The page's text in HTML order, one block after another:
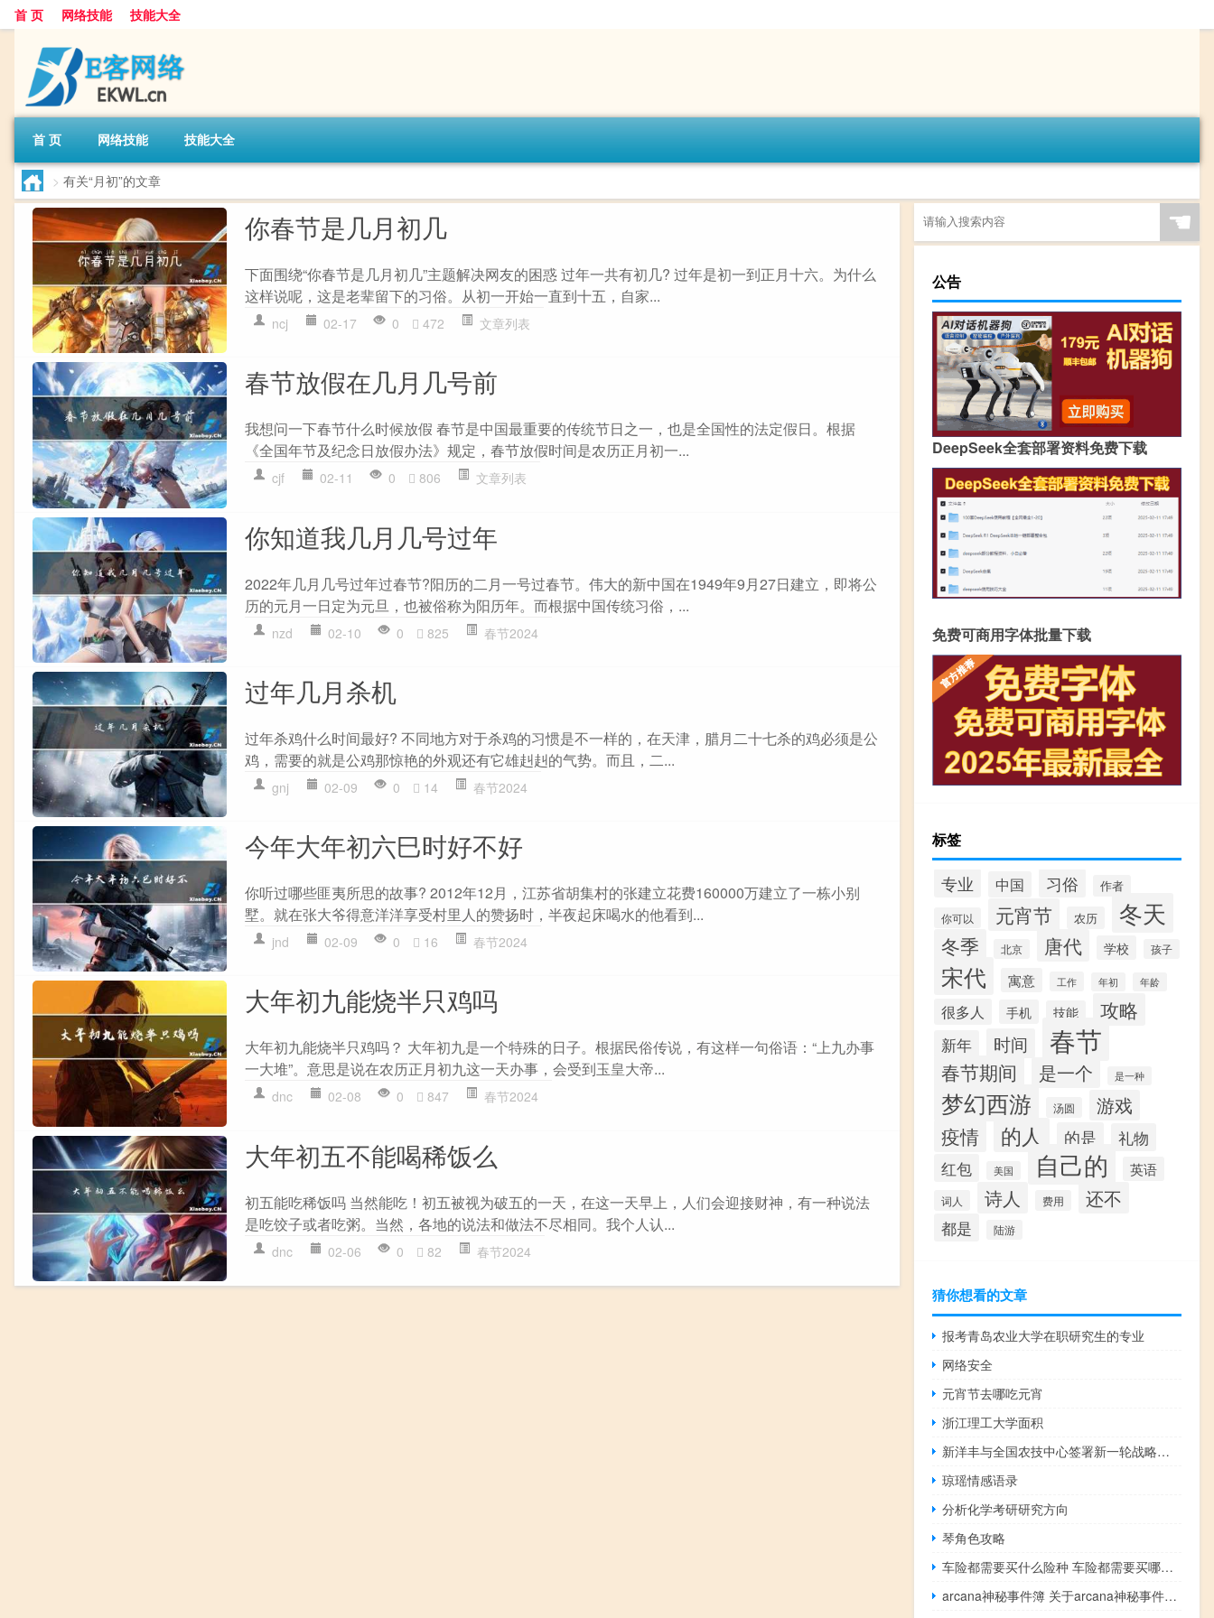
首 页 网络技能 技能大全
首 页 网络技能 技能大全
> 有关“月初”的文章
你春节是几月初几
下面围绕“你春节是几月初几”主题解决网友的困惑 过年一共有初几? 过年是初一到正月十六。为什么
这样说呢，这是老辈留下的习俗。从初一开始一直到十五，自家...
ncj 02-17 0 472 文章列表
春节放假在几月几号前
我想问一下春节什么时候放假 春节是中国最重要的传统节日之一，也是全国性的法定假日。根据
《全国年节及纪念日放假办法》规定，春节放假时间是农历正月初一...
cjf 02-11 0 806 文章列表
你知道我几月几号过年
2022年几月几号过年过春节?阳历的二月一号过春节。伟大的新中国在1949年9月27日建立，即将公
历的元月一日定为元旦，也被俗称为阳历年。而根据中国传统习俗，...
nzd 02-10 0 825 春节2024
过年几月杀机
过年杀鸡什么时间最好? 不同地方对于杀鸡的习惯是不一样的，在天津，腊月二十七杀的鸡必须是公
鸡，需要的就是公鸡那惊艳的外观还有它雄赳赳的气势。而且，二...
gnj 02-09 0 14 春节2024
今年大年初六巳时好不好
你听过哪些匪夷所思的故事? 2012年12月，江苏省胡集村的张建立花费160000万建立了一栋小别
墅。就在张大爷得意洋洋享受村里人的赞扬时，半夜起床喝水的他看到...
jnd 02-09 0 16 春节2024
大年初九能烧半只鸡吗
大年初九能烧半只鸡吗？ 大年初九是一个特殊的日子。根据民俗传说，有这样一句俗语：“上九办事
一大堆”。意思是说在农历正月初九这一天办事，会受到玉皇大帝...
dnc 02-08 0 847 春节2024
大年初五不能喝稀饭么
初五能吃稀饭吗 当然能吃！初五被视为破五的一天，在这一天早上，人们会迎接财神，有一种说法
是吃饺子或者吃粥。当然，各地的说法和做法不尽相同。我个人认...
dnc 02-06 0 82 春节2024
☚
公告
DeepSeek全套部署资料免费下载
免费可商用字体批量下载
标签
专业 中国 习俗 作者
你可以 元宵节 农历 冬天
冬季 北京 唐代 学校 孩子
宋代 寓意 工作 年初 年龄
很多人 手机 技能 攻略
新年 时间 春节
春节期间 是一个 是一种
梦幻西游 汤圆 游戏
疫情 的人 的是
礼物
红包
美国 自己的 英语
词人 诗人 费用 还不
都是 陆游
猜你想看的文章
报考青岛农业大学在职研究生的专业
网络安全
元宵节去哪吃元宵
浙江理工大学面积
新洋丰与全国农技中心签署新一轮战略合作协议
琼瑶情感语录
分析化学考研研究方向
琴角色攻略
车险都需要买什么险种 车险都需要买哪些险种
arcana神秘事件簿 关于arcana神秘事件簿的介绍